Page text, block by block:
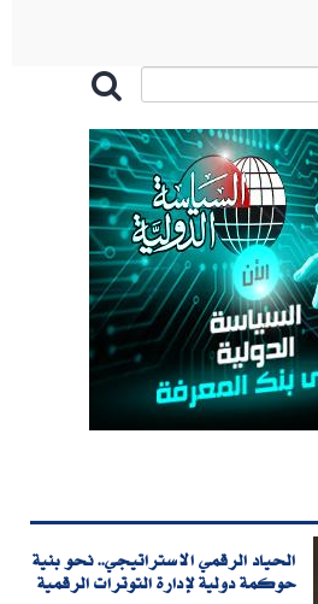
الحياد الرقمي الاستراتيجي.. نحو بنية
حوكمة دولية لإدارة التوترات الرقمية